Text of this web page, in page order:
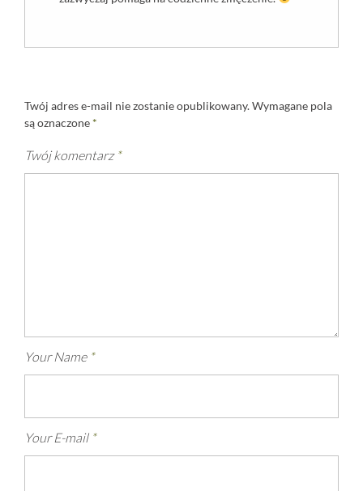
Twój adres e-mail nie zostanie opublikowany.Wymagane pola
są oznaczone *
Twój komentarz *
Your Name *
Your E-mail *